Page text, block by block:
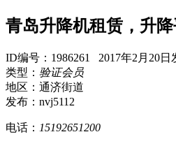
青岛升降机租赁，升
ID编号：1986261 2017年2月20
类型： 验证会员
地区：通济街道
发布：nvj5112
电话： 15192651200